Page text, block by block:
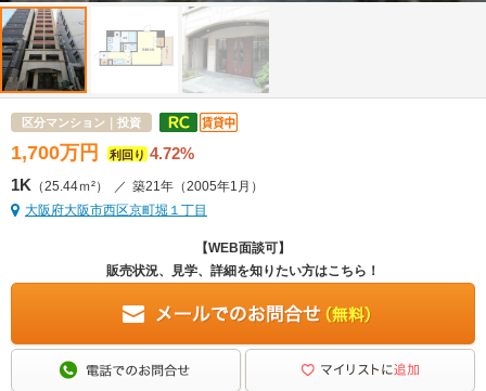
区分マンション｜投資
1,700万 円 利回り 4.72%
1K （25.44ｍ²） ／ 築21年 （2005年1月）
大阪府大阪市西区京町堀１丁目
【WEB面談可】
販売状況、見学、詳細を知りたい方はこちら！